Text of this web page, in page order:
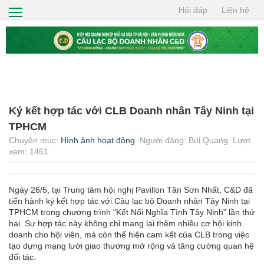
Hỏi đáp Liên hệ
CƠ HỘI GIAO THƯƠNG
THIỆN NGUYỆN
LIÊN HỆ
Ký kết hợp tác với CLB Doanh nhân Tây Ninh tại
TPHCM
Chuyên mục: Hình ảnh hoạt động Người đăng: Bùi Quang
Lượt
xem: 1461
Ngày 26/5, tại Trung tâm hội nghị Pavillon Tân Sơn Nhất, C&D đã
tiến hành ký kết hợp tác với Câu lạc bộ Doanh nhân Tây Ninh tại
TPHCM trong chương trình "Kết Nối Nghĩa Tình Tây Ninh" lần thứ
hai. Sự hợp tác này không chỉ mang lại thêm nhiều cơ hội kinh
doanh cho hội viên, mà còn thể hiện cam kết của CLB trong việc
tạo dựng mạng lưới giao thương mở rộng và tăng cường quan hệ
đối tác.